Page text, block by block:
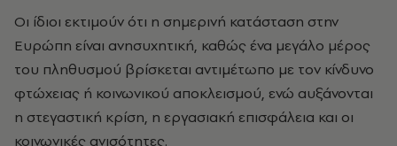
Οι ίδιοι εκτιμούν ότι η σημερινή κατάσταση στην
Ευρώπη είναι ανησυχητική, καθώς ένα μεγάλο μέρος
του πληθυσμού βρίσκεται αντιμέτωπο με τον κίνδυνο
φτώχειας ή κοινωνικού αποκλεισμού, ενώ αυξάνονται
η στεγαστική κρίση, η εργασιακή επισφάλεια και οι
κοινωνικές ανισότητες.